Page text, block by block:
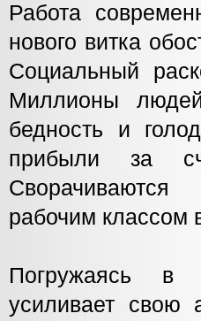
Работа
нового витка
Социальный
Миллионы
бедность и
прибыли за
Сворачиваются
рабочим классом
Погружаясь в
усиливает свою